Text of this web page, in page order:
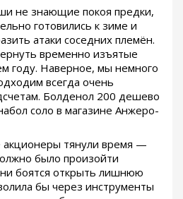
не знающие покоя предки,
готовились к зиме и
атаки соседних племён.
временно изъятые
году. Наверное, мы немного
всегда очень
Болденол 200 дешево
соло в магазине Анжеро-
тянули время —
было произойти
боятся открыть лишнюю
бы через инструменты